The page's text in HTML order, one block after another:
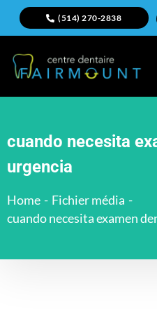
(514) 270-2838
cuando necesita
urgencia
Home - Fichier média -
cuando necesita examen